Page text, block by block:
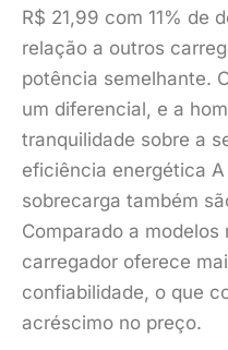
R$ 21,99 com 11% de
relação a outros
potência semelhante.
um diferencial, e a
tranquilidade sobre a
eficiência energética
sobrecarga também
Comparado a modelos
carregador oferece
confiabilidade, o que
acréscimo no preço.